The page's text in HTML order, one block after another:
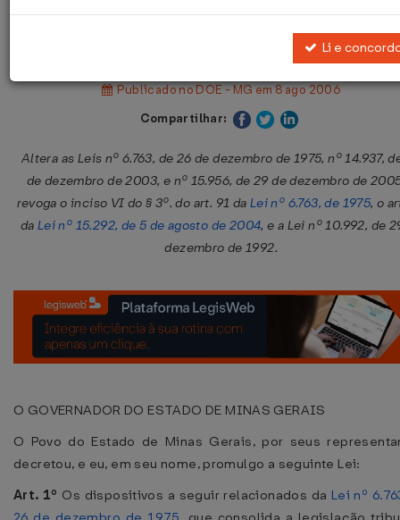
Lei nº 16.304 de 07/08/2006
Publicado no DOE - MG em 8 ago 2006
Compartilhar:
Altera as Leis nº 6.763, de 26 de dezembro de 1975, nº 14.937,
de dezembro de 2003, e nº 15.956, de 29 de dezembro de
revoga o inciso VI do § 3º. do art. 91 da Lei nº 6.763, de 1975, o
da Lei nº 15.292, de 5 de agosto de 2004, e a Lei nº 10.992, de
dezembro de 1992.
O GOVERNADOR DO ESTADO DE MINAS GERAIS
O Povo do Estado de Minas Gerais, por seus
decretou, e eu, em seu nome, promulgo a seguinte Lei:
Art. 1º Os dispositivos a seguir relacionados da Lei nº
Li e